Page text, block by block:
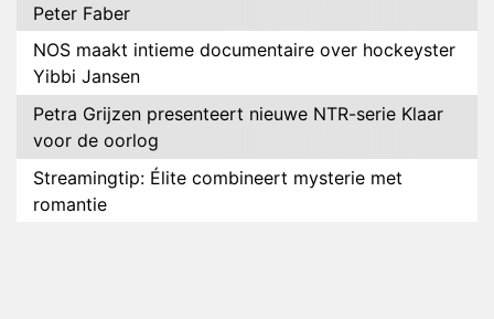
Peter Faber
NOS maakt intieme documentaire over hockeyster
Yibbi Jansen
Petra Grijzen presenteert nieuwe NTR-serie Klaar
voor de oorlog
Streamingtip: Élite combineert mysterie met
romantie